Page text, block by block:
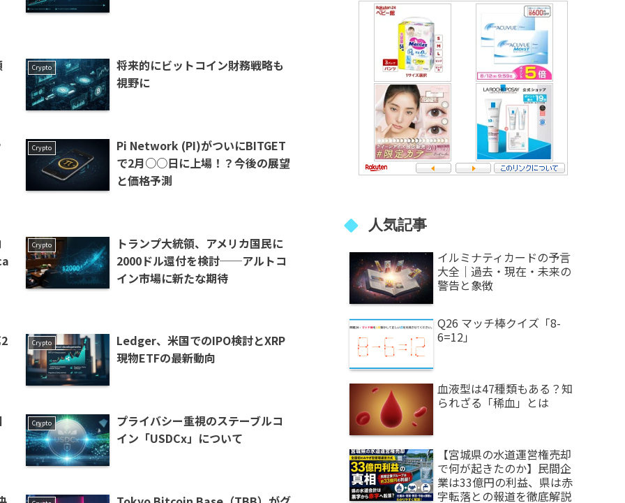
Crypto
将来的にビットコイン財務戦略も
視野に
Crypto
Pi Network (PI)がついにBITGET
で2月○○日に上場！？今後の展望
と価格予測
Crypto
トランプ大統領、アメリカ国民に
2000ドル還付を検討──アルトコ
イン市場に新たな期待
Crypto
Ledger、米国でのIPO検討とXRP
現物ETFの最新動向
Crypto
プライバシー重視のステーブルコ
イン「USDCx」について
人気記事
イルミナティカードの予言
大全｜過去・現在・未来の
警告と象徴
Q26 マッチ棒クイズ「8-
6=12」
血液型は47種類もある？知
られざる「稀血」とは
【宮城県の水道運営権売却
で何が起きたのか】民間企
業は33億円の利益、県は赤
字転落との報道を徹底解説